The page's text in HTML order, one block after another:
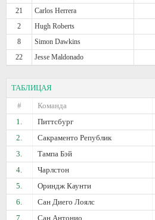
21
Carlos Herrera
2
Hugh Roberts
8
Simon Dawkins
22
Jesse Maldonado
ТАБЛИЦАЯ
#
Команда
1.
Питтсбург
2.
Сакраменто Републик
3.
Тампа Бэй
4.
Чарлстон
5.
Ориндж Каунти
6.
Сан Диего Лоялс
7.
Сан Антонио